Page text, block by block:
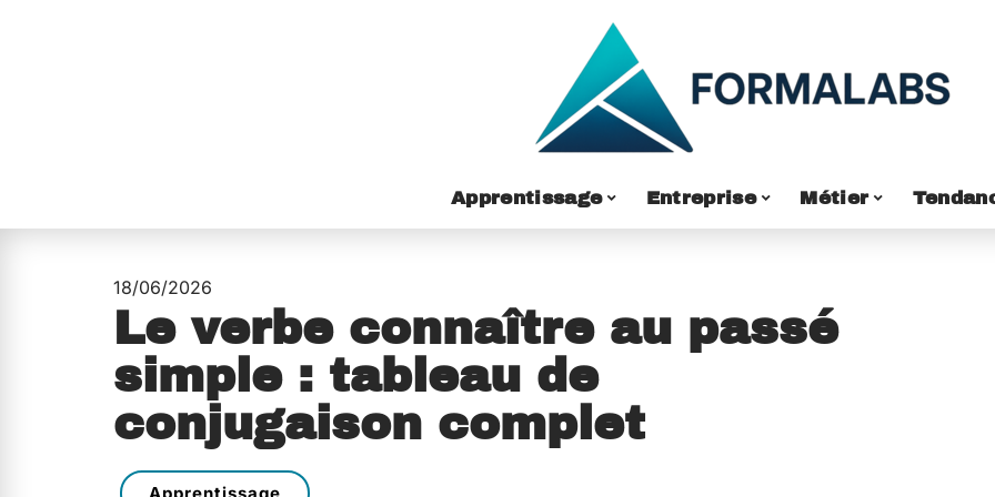
Apprentissage Entreprise Métier
18/06/2026
Le verbe connaître au passé
simple : tableau de
conjugaison complet